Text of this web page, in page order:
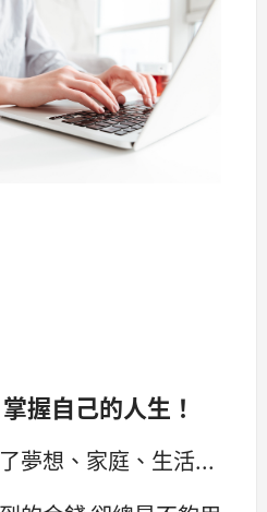
握自己的人生！
夢想、家庭、生活...